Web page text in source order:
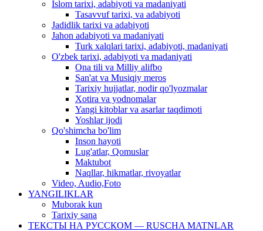
Islom tarixi, adabiyoti va madaniyati
Tasavvuf tarixi, va adabiyoti
Jadidlik tarixi va adabiyoti
Jahon adabiyoti va madaniyati
Turk xalqlari tarixi, adabiyoti, madaniyati
O'zbek tarixi, adabiyoti va madaniyati
Ona tili va Milliy alifbo
San'at va Musiqiy meros
Tarixiy hujjatlar, nodir qo'lyozmalar
Xotira va yodnomalar
Yangi kitoblar va asarlar taqdimoti
Yoshlar ijodi
Qo'shimcha bo'lim
Inson hayoti
Lug'atlar, Qomuslar
Maktubot
Naqllar, hikmatlar, rivoyatlar
Video, Audio,Foto
YANGILIKLAR
Muborak kun
Tarixiy sana
ТЕКСТЫ НА РУССКОМ — RUSCHA MATNLAR